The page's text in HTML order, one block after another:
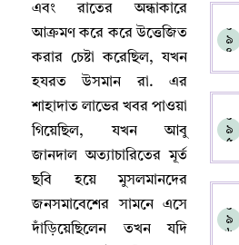
এবং রাতের অন্ধাকারে
আক্রমণ করে করে উত্তেজিত
করার চেষ্টা করেছিল,যখন
হযরত উসমান রা. এর
শাহাদাত লাভের খবর পাওয়া
গিয়েছিল,যখন আবু
জানদাল অত্যাচারিতের মূর্ত
ছবি হয়ে মুসলমানদের
জনসমাবেশের সামনে এসে
দাঁড়িয়েছিলেন তখন যদি
০
৯
৪
০
৯
৫
০
৯
৬